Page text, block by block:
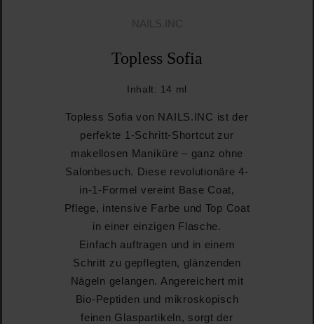
NAILS.INC
Topless Sofia
Inhalt: 14 ml
Topless Sofia von NAILS.INC ist der
perfekte 1-Schritt-Shortcut zur
makellosen Maniküre – ganz ohne
Salonbesuch. Diese revolutionäre 4-
in-1-Formel vereint Base Coat,
Pflege, intensive Farbe und Top Coat
in einer einzigen Flasche.
Einfach auftragen und in einem
Schritt zu gepflegten, glänzenden
Nägeln gelangen. Angereichert mit
Bio-Peptiden und mikroskopisch
feinen Glaspartikeln, sorgt der